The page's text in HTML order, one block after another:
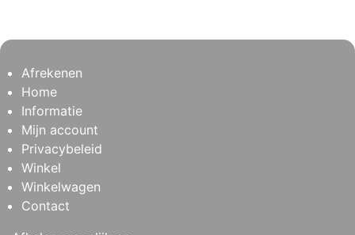
Afrekenen
Home
Informatie
Mijn account
Privacybeleid
Winkel
Winkelwagen
Contact